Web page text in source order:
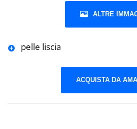
ALTRE
pelle liscia
ACQUISTA DA